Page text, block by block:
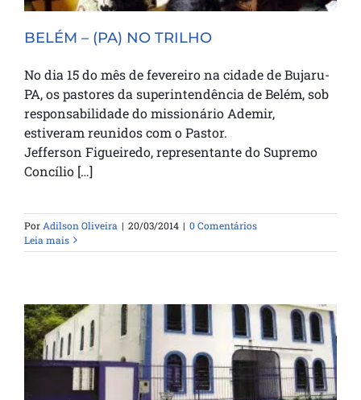
BELÉM – (PA) NO TRILHO
No dia 15 do mês de fevereiro na cidade de Bujaru-
PA, os pastores da superintendência de Belém, sob
responsabilidade do missionário Ademir,
estiveram reunidos com o Pastor.
Jefferson Figueiredo, representante do Supremo
Concílio […]
PorAdilson Oliveira | 20/03/2014 | 0 Comentários
Leia mais